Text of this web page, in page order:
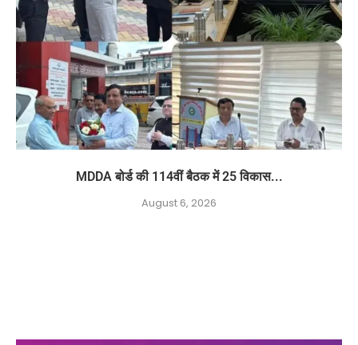
MDDA बोर्ड की 114वीं बैठक में 25 विकास...
August 6, 2026